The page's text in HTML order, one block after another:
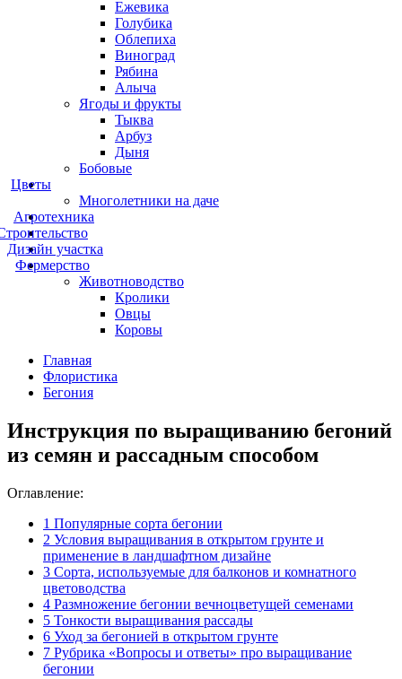
Ежевика
Голубика
Облепиха
Виноград
Рябина
Алыча
Ягоды и фрукты
Тыква
Арбуз
Дыня
Бобовые
Цветы
Многолетники на даче
Агротехника
Дизайн участка
Фермерство
Животноводство
Кролики
Овцы
Коровы
Главная
Флористика
Бегония
Инструкция по выращиванию бегоний
из семян и рассадным способом
Оглавление:
1 Популярные сорта бегонии
2 Условия выращивания в открытом грунте и
применение в ландшафтном дизайне
3 Сорта, используемые для балконов и комнатного
цветоводства
4 Размножение бегонии вечноцветущей семенами
5 Тонкости выращивания рассады
6 Уход за бегонией в открытом грунте
7 Рубрика «Вопросы и ответы» про выращивание
бегонии